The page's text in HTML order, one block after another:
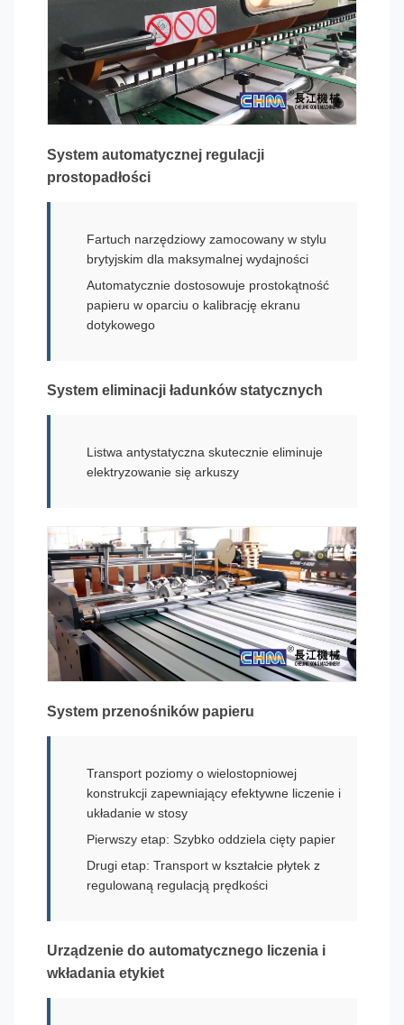
System automatycznej regulacji
prostopadłości
Fartuch narzędziowy zamocowany w stylu
brytyjskim dla maksymalnej wydajności
Automatycznie dostosowuje prostokątność
papieru w oparciu o kalibrację ekranu
dotykowego
System eliminacji ładunków statycznych
Listwa antystatyczna skutecznie eliminuje
elektryzowanie się arkuszy
System przenośników papieru
Transport poziomy o wielostopniowej
konstrukcji zapewniający efektywne liczenie i
układanie w stosy
Pierwszy etap: Szybko oddziela cięty papier
Drugi etap: Transport w kształcie płytek z
regulowaną regulacją prędkości
Urządzenie do automatycznego liczenia i
wkładania etykiet